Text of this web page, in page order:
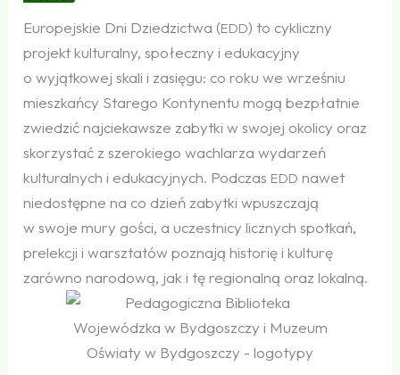
Europejskie Dni Dziedzictwa (EDD) to cykliczny
projekt kulturalny, społeczny i edukacyjny
o wyjątkowej skali i zasięgu: co roku we wrześniu
mieszkańcy Starego Kontynentu mogą bezpłatnie
zwiedzić najciekawsze zabytki w swojej okolicy oraz
skorzystać z szerokiego wachlarza wydarzeń
kulturalnych i edukacyjnych. Podczas EDD nawet
niedostępne na co dzień zabytki wpuszczają
w swoje mury gości, a uczestnicy licznych spotkań,
prelekcji i warsztatów poznają historię i kulturę
zarówno narodową, jak i tę regionalną oraz lokalną.